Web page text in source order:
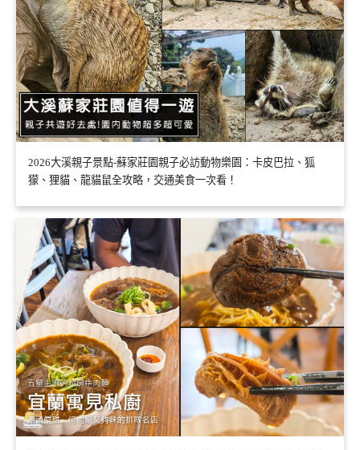
2026大溪親子景點-蘇家莊園親子必訪動物樂園：卡皮巴拉、狐
獴、狸貓、龍貓鼠全攻略，交通美食一次看！